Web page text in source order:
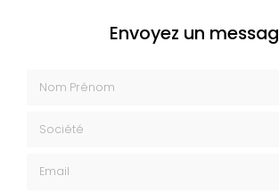
Envoyez un message
Nom Prénom
Société
Email